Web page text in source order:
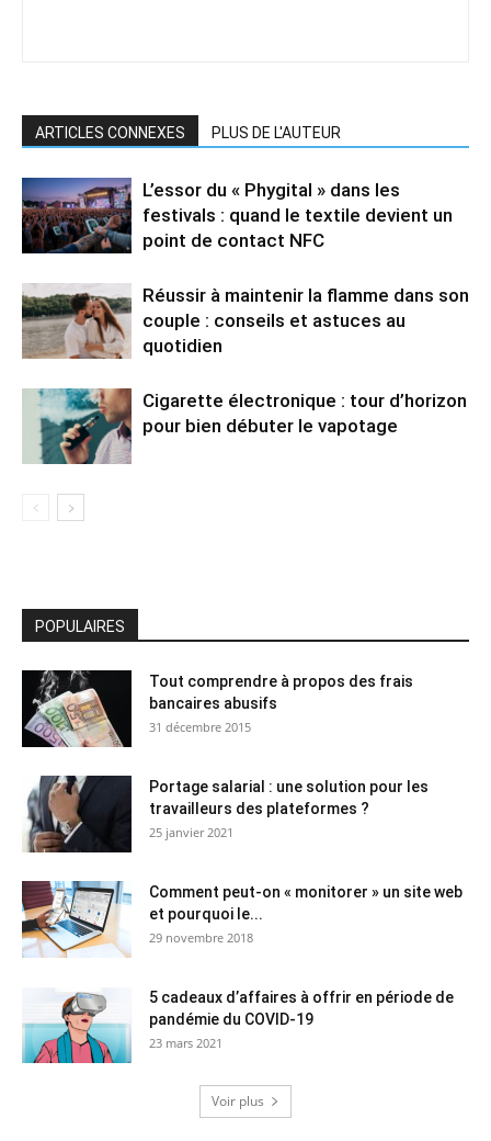
ARTICLES CONNEXES PLUS DE L'AUTEUR
L’essor du « Phygital » dans les
festivals : quand le textile devient un
point de contact NFC
Réussir à maintenir la flamme dans son
couple : conseils et astuces au
quotidien
Cigarette électronique : tour d’horizon
pour bien débuter le vapotage
POPULAIRES
Tout comprendre à propos des frais
bancaires abusifs
31 décembre 2015
Portage salarial : une solution pour les
travailleurs des plateformes ?
25 janvier 2021
Comment peut-on « monitorer » un site web
et pourquoi le...
29 novembre 2018
5 cadeaux d’affaires à offrir en période de
pandémie du COVID-19
23 mars 2021
Voir plus